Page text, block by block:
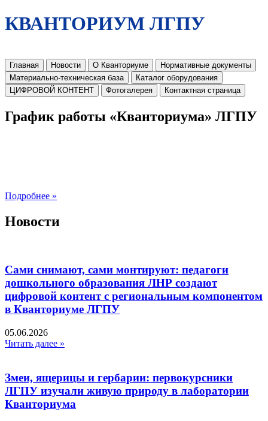
КВАНТОРИУМ ЛГПУ
Главная Новости О Кванториуме
Нормативные документы
Материально-техническая база
Каталог оборудования
ЦИФРОВОЙ КОНТЕНТ
Фотогалерея Контактная страница
График работы «Кванториума» ЛГПУ
Подробнее »
Новости
Сами снимают, сами монтируют: педагоги
дошкольного образования ЛНР создают
цифровой контент с региональным компонентом
в Кванториуме ЛГПУ​
05.06.2026
Читать далее »
Змеи, ящерицы и гербарии: первокурсники
ЛГПУ изучали живую природу в лаборатории
Кванториума